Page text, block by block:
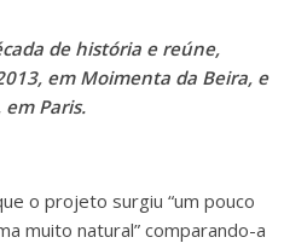
de história e reúne,
em Moimenta da Beira, e
Paris.
o projeto surgiu “um pouco
muito natural” comparando-a